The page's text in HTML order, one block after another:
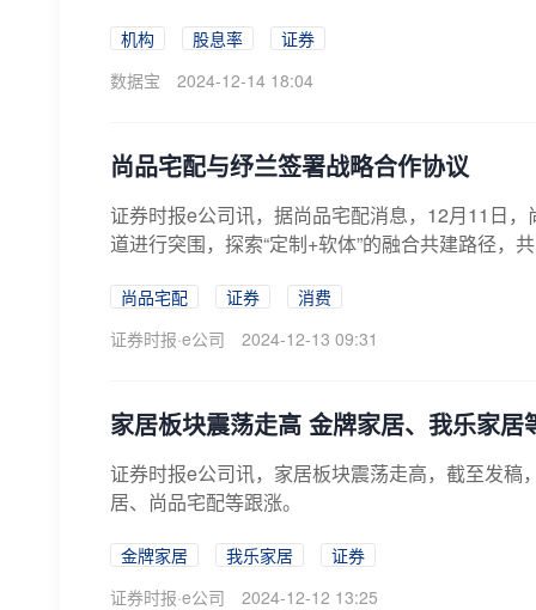
机构 股息率
证券
数据宝
2024-12-14 18:04
尚品宅配与纾兰签署战略合作协议
证券时报e公司讯，据尚品宅配消息，12月11日
道进行突围，探索“定制+软体”的融合共建路径，
尚品宅配 证券
消费
证券时报·e公司
2024-12-13 09:31
家居板块震荡走高 金牌家居、我乐家居
证券时报e公司讯，家居板块震荡走高，截至发
居、尚品宅配等跟涨。
金牌家居 我乐家居
证券
证券时报·e公司
2024-12-12 13:25